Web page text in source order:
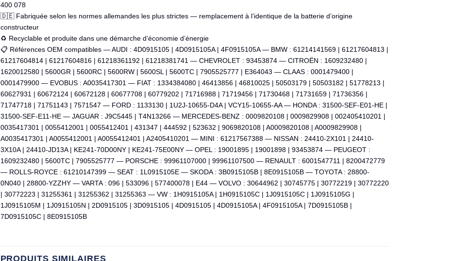
400 078
🇩🇪 Fabriquée selon les normes allemandes les plus strictes — remplacement à l’identique de la batterie d’origine
constructeur
♻️ Recyclable et produite dans une démarche d’économie d’énergie
📋 Références OEM compatibles — AUDI : 4D0915105 | 4D0915105A | 4F0915105A — BMW : 61214141569 | 61217604813 |
61217604814 | 61217604816 | 61218361192 | 61218381741 — CHEVROLET : 93453874 — CITROËN : 1609232480 |
1620012580 | 5600GR | 5600RC | 5600RW | 5600SL | 5600TC | 7905525777 | E364043 — CLAAS : 0001479400 |
0001479900 — EVOBUS : A0035417301 — FIAT : 1334384080 | 46413856 | 46810025 | 50503179 | 50503182 | 51778213 |
60627931 | 60672124 | 60672128 | 60677708 | 60779202 | 71716988 | 71719456 | 71730468 | 71731659 | 71736356 |
71747718 | 71751143 | 7571547 — FORD : 1133130 | 1U2J-10655-D4A | VCY15-10655-AA — HONDA : 31500-SEF-E01-HE |
31500-SEF-E11-HE — JAGUAR : J9C5445 | T4N13266 — MERCEDES-BENZ : 0009820108 | 0009829908 | 002405410201 |
0035417301 | 0055412001 | 0055412401 | 431347 | 444592 | 523632 | 9069820108 | A0009820108 | A0009829908 |
A0035417301 | A0055412001 | A0055412401 | A2405410201 — MINI : 61217567388 — NISSAN : 24410-2X101 | 24410-
3X10A | 24410-JD13A | KE241-70D00NY | KE241-75E00NY — OPEL : 19001895 | 19001898 | 93453874 — PEUGEOT :
1609232480 | 5600TC | 7905525777 — PORSCHE : 99961107000 | 99961107500 — RENAULT : 6001547711 | 8200472779
— ROLLS-ROYCE : 61210147399 — SEAT : 1L0915105E — SKODA : 3B0915105B | 8E0915105B — TOYOTA : 28800-
0N040 | 28800-YZZHY — VARTA : 096 | 533096 | 577400078 | E44 — VOLVO : 30644962 | 30745775 | 30772219 | 30772220
| 30772223 | 31255361 | 31255362 | 31255363 — VW : 1H0915105A | 1H0915105C | 1J0915105C | 1J0915105G |
1J0915105M | 1J0915105N | 2D0915105 | 3D0915105 | 4D0915105 | 4D0915105A | 4F0915105A | 7D0915105B |
7D0915105C | 8E0915105B
PRODUITS SIMILAIRES